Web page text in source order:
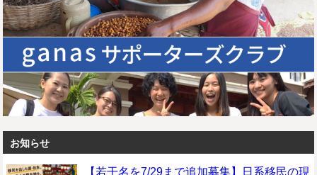
お知らせ
【若干名を7/29まで追加募集】日系移民の現